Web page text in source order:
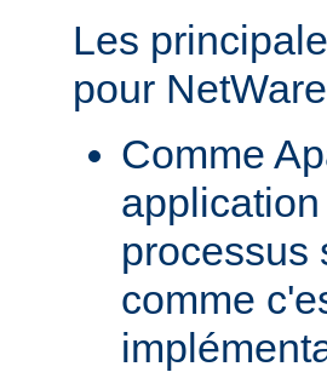
Les
pour
Comme
processus
comme